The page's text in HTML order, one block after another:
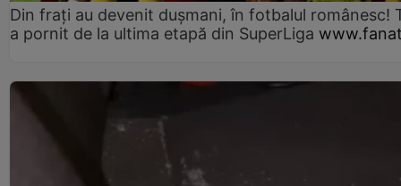
Din frați au devenit dușmani, în fotbalul românesc!
a pornit de la ultima etapă din SuperLiga